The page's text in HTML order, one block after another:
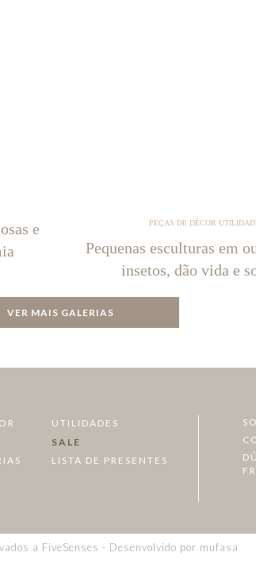
e
PEÇAS DE DÉCOR
Pequenas esculturas em
insetos, dão vida e
VER MAIS GALERIAS
UTILIDADES
SALE
LISTA DE PRESENTES
a FiveSenses - Desenvolvido por mufasa